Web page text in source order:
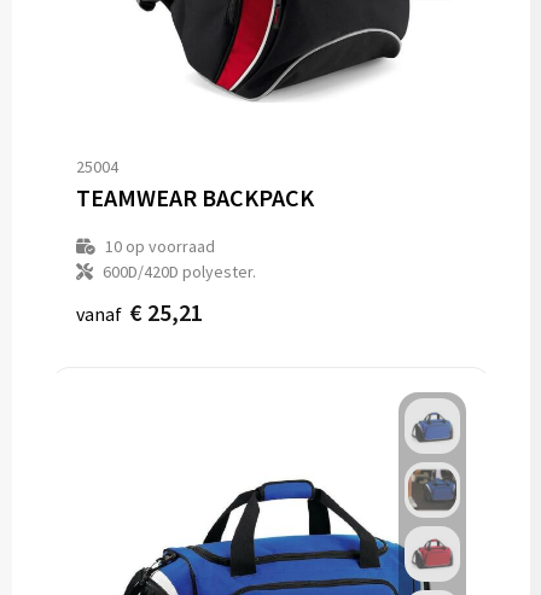
25004
TEAMWEAR BACKPACK
10op voorraad
600D/420D polyester.
vanaf € 25,21